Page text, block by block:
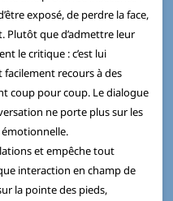
exposé, de perdre la face,
Plutôt que d’admettre leur
le critique : c’est lui
facilement recours à des
coup pour coup. Le dialogue
ne porte plus sur les
émotionnelle.
et empêche tout
interaction en champ de
la pointe des pieds,